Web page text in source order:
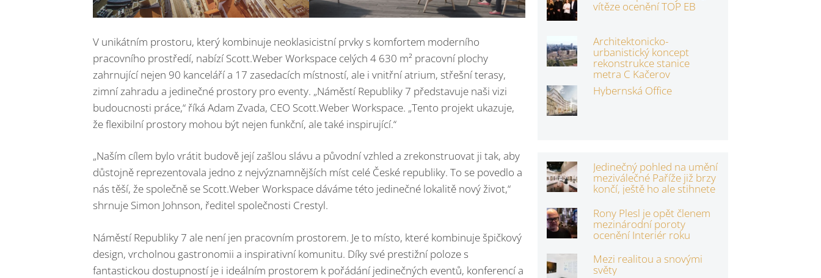
V unikátním prostoru, který kombinuje neoklasicistní prvky s komfortem moderního
pracovního prostředí, nabízí Scott.Weber Workspace celých 4 630 m² pracovní plochy
zahrnující nejen 90 kanceláří a 17 zasedacích místností, ale i vnitřní atrium, střešní terasy,
zimní zahradu a jedinečné prostory pro eventy. „Náměstí Republiky 7 představuje naši vizi
budoucnosti práce,“ říká Adam Zvada, CEO Scott.Weber Workspace. „Tento projekt ukazuje,
že flexibilní prostory mohou být nejen funkční, ale také inspirující.“
„Naším cílem bylo vrátit budově její zašlou slávu a původní vzhled a zrekonstruovat ji tak, aby
důstojně reprezentovala jedno z nejvýznamnějších míst celé České republiky. To se povedlo a
nás těší, že společně se Scott.Weber Workspace dáváme této jedinečné lokalitě nový život,“
shrnuje Simon Johnson, ředitel společnosti Crestyl.
Náměstí Republiky 7 ale není jen pracovním prostorem. Je to místo, které kombinuje špičkový
design, vrcholnou gastronomii a inspirativní komunitu. Díky své prestižní poloze s
fantastickou dostupností je i ideálním prostorem k pořádání jedinečných eventů, konferencí a
vítěze ocenění TOP EB
Architektonicko-
urbanistický koncept
rekonstrukce stanice
metra C Kačerov
Hybernská Office
Jedinečný pohled na umění
meziválečné Paříže již brzy
končí, ještě ho ale stihnete
Rony Plesl je opět členem
mezinárodní poroty
ocenění Interiér roku
Mezi realitou a snovými
světy